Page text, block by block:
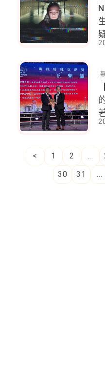
< 1 2 ...
30
31 ...